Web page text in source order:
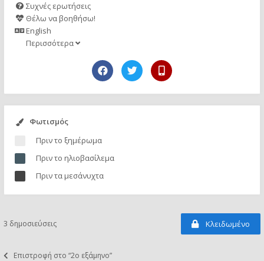
Συχνές ερωτήσεις
Θέλω να βοηθήσω!
English
Περισσότερα
Φωτισμός
Πριν το ξημέρωμα
Πριν το ηλιοβασίλεμα
Πριν τα μεσάνυχτα
3 δημοσιεύσεις Κλειδωμένο
Επιστροφή στο “2ο εξάμηνο”